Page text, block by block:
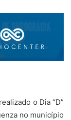
o Dia “D”
no município